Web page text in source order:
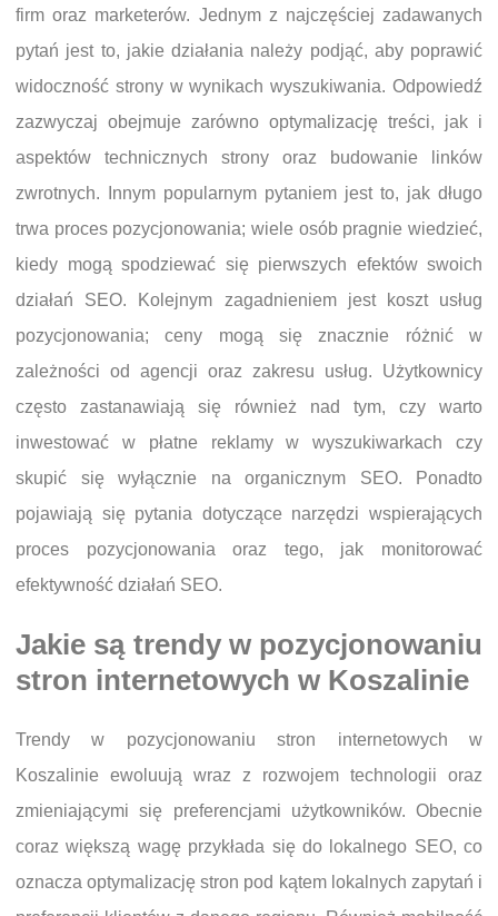
firm oraz marketerów. Jednym z najczęściej zadawanych
pytań jest to, jakie działania należy podjąć, aby poprawić
widoczność strony w wynikach wyszukiwania. Odpowiedź
zazwyczaj obejmuje zarówno optymalizację treści, jak i
aspektów technicznych strony oraz budowanie linków
zwrotnych. Innym popularnym pytaniem jest to, jak długo
trwa proces pozycjonowania; wiele osób pragnie wiedzieć,
kiedy mogą spodziewać się pierwszych efektów swoich
działań SEO. Kolejnym zagadnieniem jest koszt usług
pozycjonowania; ceny mogą się znacznie różnić w
zależności od agencji oraz zakresu usług. Użytkownicy
często zastanawiają się również nad tym, czy warto
inwestować w płatne reklamy w wyszukiwarkach czy
skupić się wyłącznie na organicznym SEO. Ponadto
pojawiają się pytania dotyczące narzędzi wspierających
proces pozycjonowania oraz tego, jak monitorować
efektywność działań SEO.
Jakie są trendy w pozycjonowaniu
stron internetowych w Koszalinie
Trendy w pozycjonowaniu stron internetowych w
Koszalinie ewoluują wraz z rozwojem technologii oraz
zmieniającymi się preferencjami użytkowników. Obecnie
coraz większą wagę przykłada się do lokalnego SEO, co
oznacza optymalizację stron pod kątem lokalnych zapytań i